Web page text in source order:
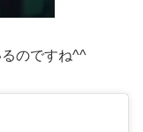
のですね^^